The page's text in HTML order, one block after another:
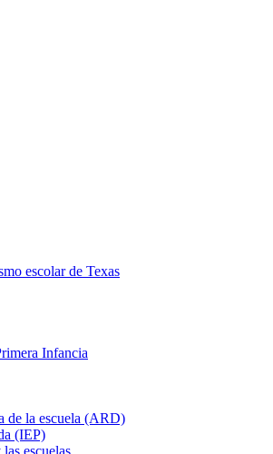
escolar de Texas
Infancia
de la escuela (ARD)
(IEP)
escuelas